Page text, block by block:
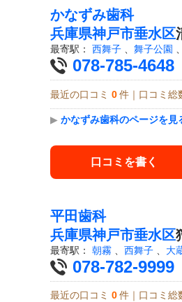
かなずみ歯科
兵庫県神戸市垂水区
最寄駅： 西舞子 、 舞子公園 、
078-785-4648
最近の口コミ 0 件｜口コミ総
▶ かなずみ歯科のページを見
口コミを書く
平田歯科
兵庫県神戸市垂水区
最寄駅： 朝霧 西舞子 大
078-782-9999
最近の口コミ 0 件｜口コミ総